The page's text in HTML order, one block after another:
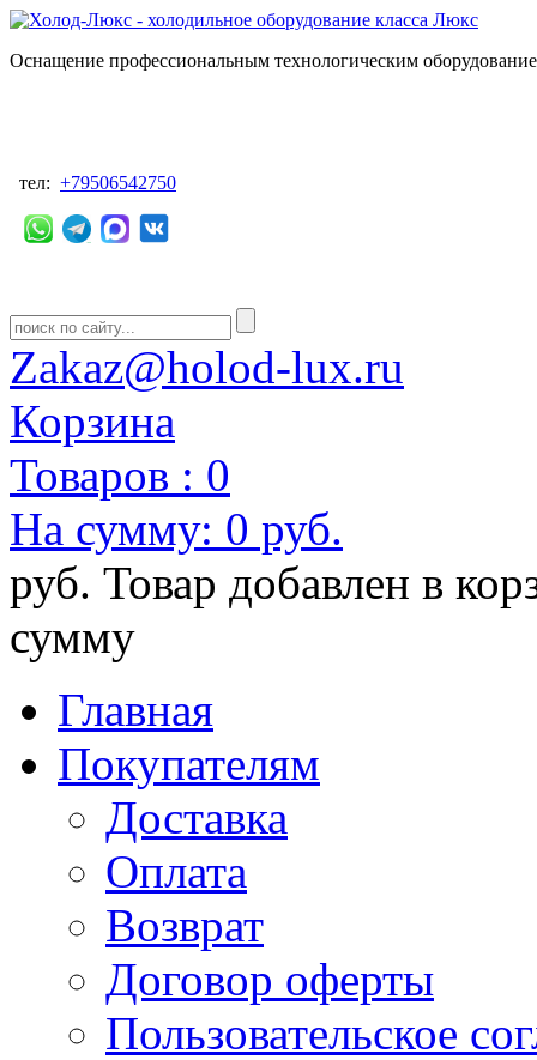
Оснащение профессиональным технологическим
тел: +79506542750
Zakaz@holod-lux.ru
Корзина
Товаров : 0
На сумму: 0 руб.
руб. Товар добавлен в
сумму
Главная
Покупателям
Доставка
Оплата
Возврат
Договор оферты
Пользовательское